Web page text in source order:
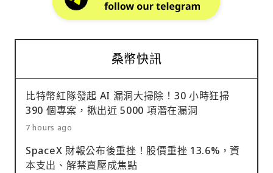
桑幣快訊
比特幣紅隊發起 AI 漏洞大掃除！30 小時狂掃
390 個專案，揪出近 5000 項潛在漏洞
7 hours ago
SpaceX 財報公布後重挫！股價重挫 13.6%，資
本支出、解禁賣壓成焦點